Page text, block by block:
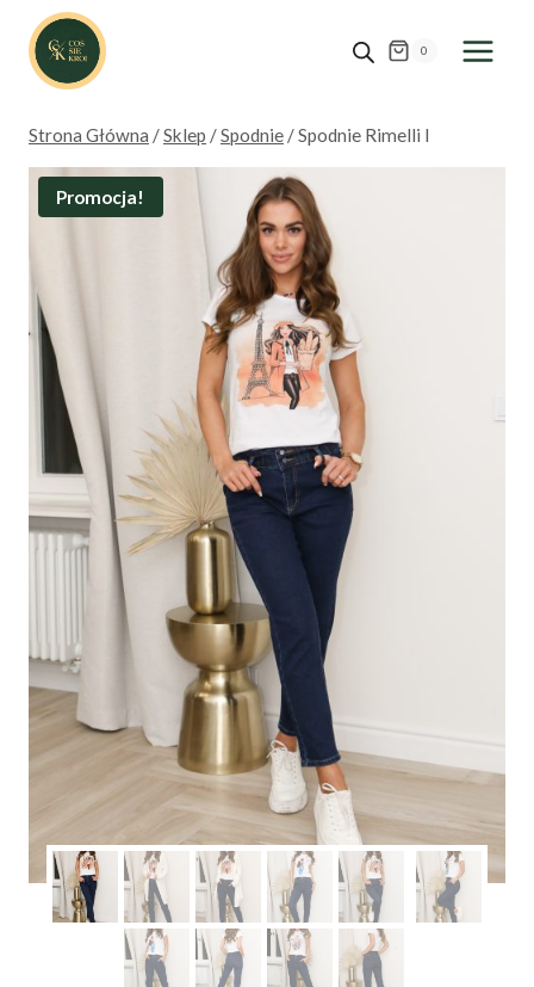
Przejdź
treści
0
Strona Główna /Sklep /Spodnie /Spodnie Rimelli I
Promocja!